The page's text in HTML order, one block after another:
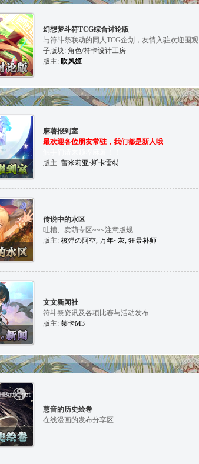
幻想梦斗符TCG综合讨论版
与符斗祭联动的同人TCG企划，友情入驻欢迎围观
子版块: 角色/符卡设计工房
版主: 吹风姬
麻薯报到室
最欢迎各位朋友常驻，我们都是新人哦
版主: 蕾米莉亚·斯卡雷特
传说中的水区
吐槽、卖萌专区~~~注意版规
版主: 核弹の阿空, 万年~灰, 狂暴补师
文文新闻社
符斗祭资讯及各项比赛与活动发布
版主: 莱卡M3
慧音的历史绘卷
在线漫画的发布分享区